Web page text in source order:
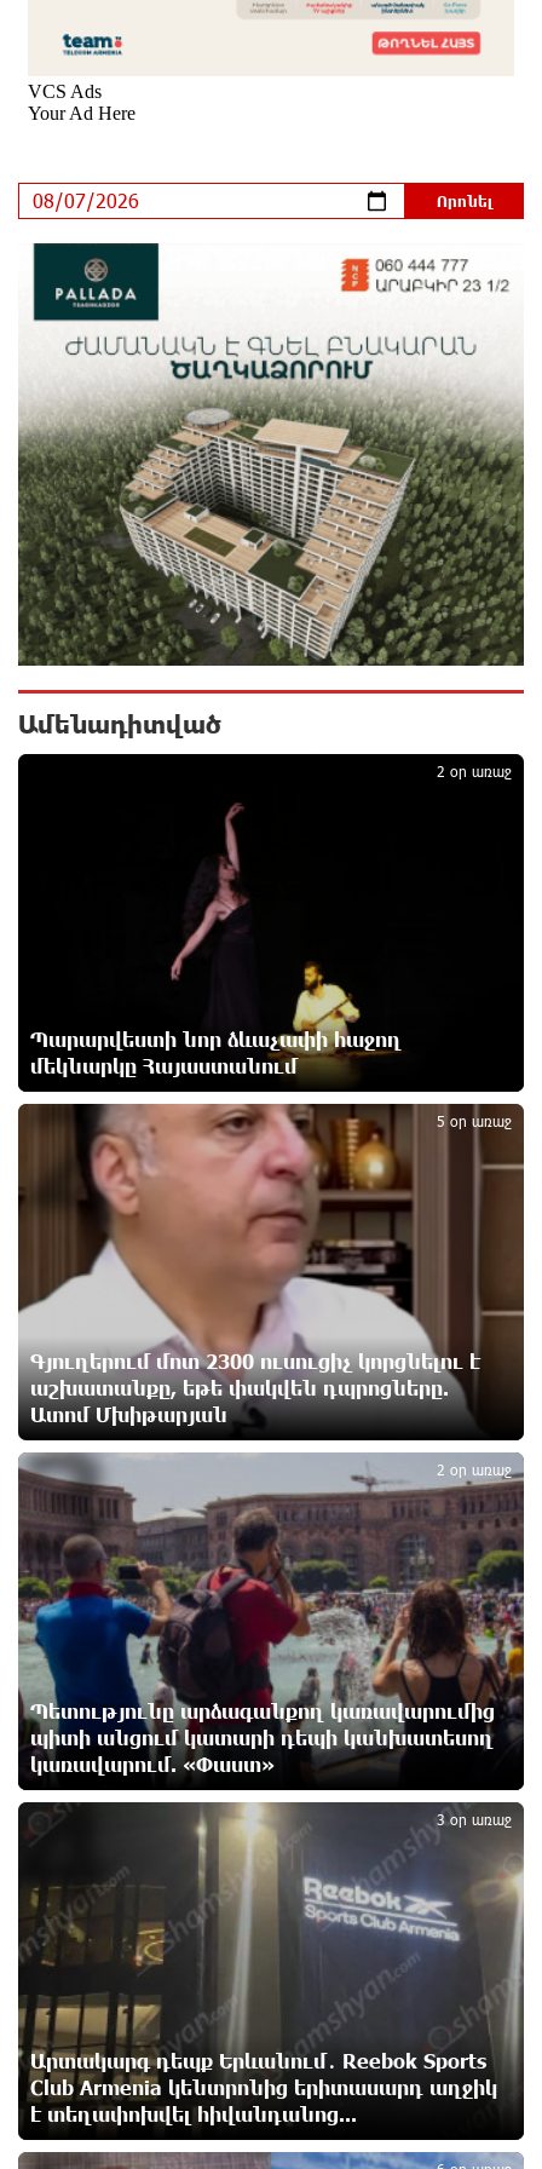
ՆԳՆ-ն՝ աղբակույտի տակ մնացած քաղաքացու
մահվան մասին
«Համահայկական ճակատ» շարժումը
զորակցություն է հայտնում Ամենայն Հայոց
Կաթողիկոսին
3 րոպե առաջ
Ավտովթար՝ Կոտայքի մարզում. Զովունի-Եղվարդ
ճանապարհին բախվել են «Alfa Romeo»-ն և «Opel»-
ը. կա վիրավոր
21 րոպե առաջ
Արժևորվում է Շիրակի երգիծական
բանահյուսությունը
39 րոպե առաջ
Վրաստանում պետական ​​պաշտոնյային կաշառելու
փորձի համար քաղաքացի է ձերբակալվել
ՌԴ-ն պատրաստ է շարունակել Հայաստանի
երկաթուղիների կոնցեսիոն կառավարումը.
Հայաստանի բնակչության թիվը շուրջ 7 հազարով
Իսրայելի ՊԲ-ն հարձակվել է Լիբանանում
«Հըզբոլլահ»-ի հրամանատարական կետերի և
պահեստների վրա
«Ռեալ Մադրիդ»-ն ու «ՌԲ Լայպցիգը»
համաձայնության են եկել Յան Դիոմանդեի
տրանսֆերի վերաբերյալ
Այսօրվա կառավարությունը ուսանողներին
առաջարկում է պահանջարկ չունեցող
մասնագիտություններ. Ատոմ Մխիթարյան
2 ժամ առաջ
Հայրենիքը փոքրանում է մեր աչքերի առաջ․
ազգային ողբերգություն է․ Ավետիք Չալաբյան
3 ժամ առաջ
Սամվել Կարապետյանը «ամբողջ հայության
խայտառակություն» է անվանել Ամենայն Հայոց
Կաթողիկոսի նկատմամբ դատավարությունը
4 ժամ առաջ
Մեր կրոնական զգացմունքների հետ խաղը
ունենալու է հետևանքներ․ Նարեկ Կարապետյան
4 ժամ առաջ
Ռուսաստանի հետ խնդիրները պետք է լուծել
դիվանագիտական ճանապարհով․ Նարեկ
Կարապետյան
4 ժամ առաջ
Վաղը մենք ԱԺ չենք գալու. Նարեկ Կարապետյան
4 ժամ առաջ
ՈւՂԻՂ. Նարեկ Կարապետյանը հանդես է գալիս
հայտարարությամբ
4 ժամ առաջ
Ամենադիտված
Պարարվեստի նոր ձևաչափի հաջող
մեկնարկը Հայաստանում
2 օր առաջ
1
Գյուղերում մոտ 2300 ուսուցիչ կորցնելու է
աշխատանքը, եթե փակվեն դպրոցները.
Ատոմ Մխիթարյան
5 օր առաջ
2
Պետությունը արձագանքող կառավարումից
պիտի անցում կատարի դեպի կանխատեսող
կառավարում. «Փաստ»
2 օր առաջ
3
Արտակարգ դեպք Երևանում․ Reebok Sports
Club Armenia կենտրոնից երիտասարդ աղջիկ
է տեղափոխվել հիվանդանոց...
3 օր առաջ
4